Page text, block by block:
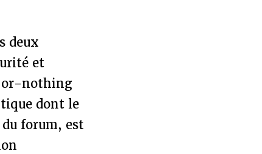
deux
et
or-nothing
dont le
forum, est